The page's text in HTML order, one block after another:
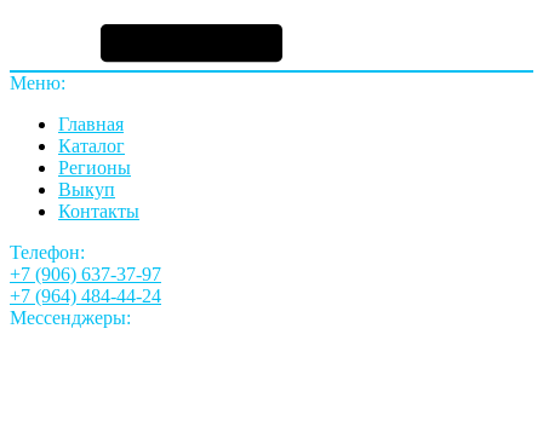
Меню:
Главная
Каталог
Регионы
Выкуп
Контакты
Телефон:
+7 (906) 637-37-97
+7 (964) 484-44-24
Мессенджеры: